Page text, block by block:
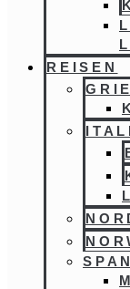
REISEN